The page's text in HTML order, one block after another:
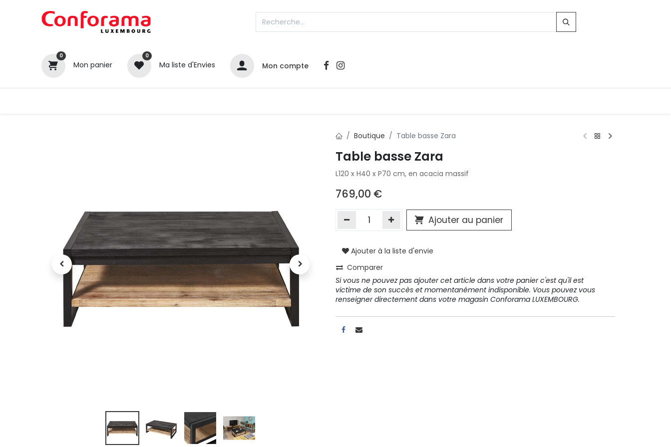
0
Mon panier
0
Ma liste d'Envies Mon compte
Boutique Table basse Zara
Table basse Zara
L120 x H40 x P70 cm, en acacia massif
769,00 €
Ajouter au panier
Ajouter à la liste d'envie
Comparer
Si vous ne pouvez pas ajouter cet article dans votre panier c'est qu'il est
victime de son succès et momentanément indisponible. Vous pouvez vous
renseigner directement dans votre magasin Conforama LUXEMBOURG.